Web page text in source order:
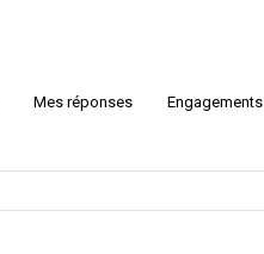
Mes réponses Engagements